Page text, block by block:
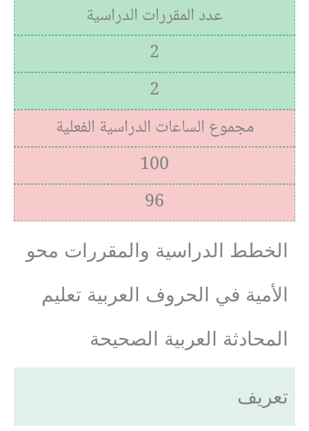
عدد المقررات الدراسية
2
2
مجموع الساعات الدراسية الفعلية
100
96
الخطط الدراسية والمقررات محو
الأمية في الحروف العربية تعليم
المحادثة العربية الصحيحة
تعريف